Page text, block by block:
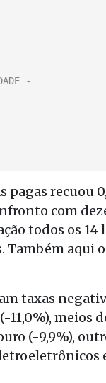
recuou
com
todos os 14
Também aqui
taxas
meios
(-9,9%),